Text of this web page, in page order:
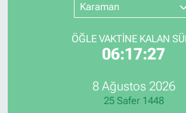
Karaman
ÖĞLE VAKTİNE KALAN
06:17:27
8 Ağustos 2026
25 Safer 1448
SINAVLAR
HAYATIN İÇİNDEN
İstanbul Trafik Yoğunluk Haritası
Süper Lig Puan Durumu ve
Son Dakika Haberleri